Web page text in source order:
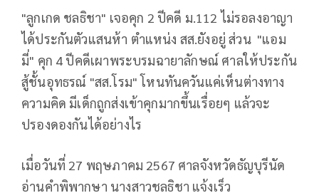
"ลูกเกด ชลธิชา" เจอคุก 2 ปีคดี ม.112 ไม่รอลงอาญา
ได้ประกันตัวแสนห้า ตำแหน่ง สส.ยังอยู่ ส่วน "แอม
มี่" คุก 4 ปีคดีเผาพระบรมฉายาลักษณ์ ศาลให้ประกัน
สู้ชั้นอุทธรณ์ "สส.โรม" โหนทันควันแค่เห็นต่างทาง
ความคิด มีเด็กถูกส่งเข้าคุกมากขึ้นเรื่อยๆ แล้วจะ
ปรองดองกันได้อย่างไร
เมื่อวันที่ 27 พฤษภาคม 2567 ศาลจังหวัดธัญบุรีนัด
อ่านคำพิพากษา นางสาวชลธิชา แจ้งเร็ว